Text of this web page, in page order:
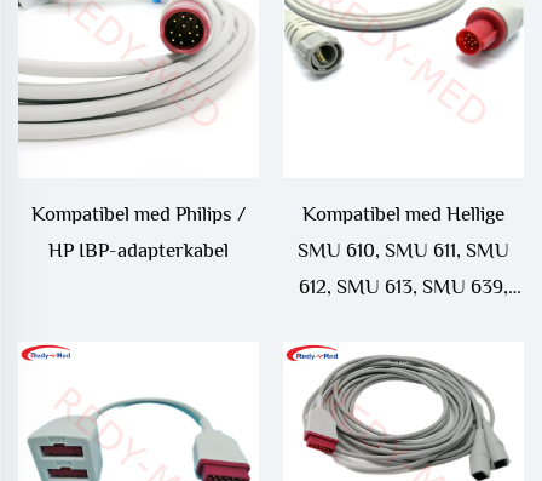
Kompatibel med Philips /
HP IBP-adapterkabel
Kompatibel med Hellige
SMU 610, SMU 611, SMU
612, SMU 613, SMU 639,
adapterkabel